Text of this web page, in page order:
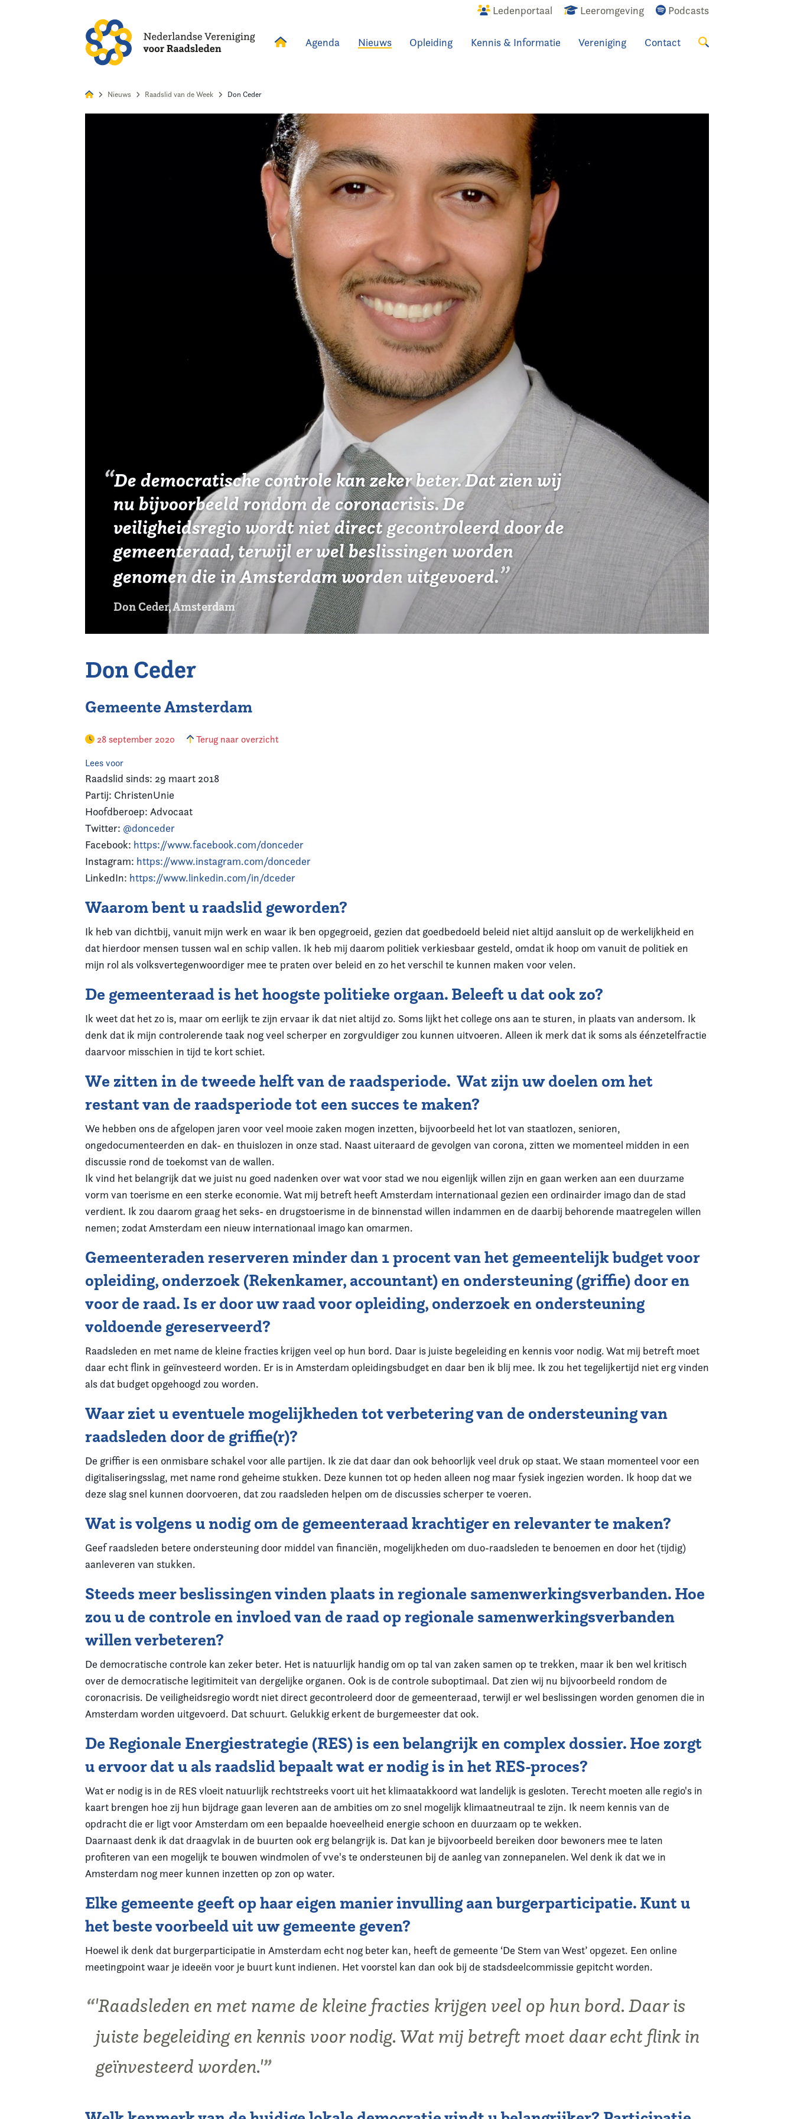
Ledenportaal Leeromgeving Podcasts
Agenda Nieuws Opleiding Kennis & Informatie Vereniging Contact
Nieuws Raadslid van de Week Don Ceder
De democratische controle kan zeker beter. Dat zien wij
nu bijvoorbeeld rondom de coronacrisis. De
veiligheidsregio wordt niet direct gecontroleerd door de
gemeenteraad, terwijl er wel beslissingen worden
genomen die in Amsterdam worden uitgevoerd.
Don Ceder, Amsterdam
Don Ceder
Gemeente Amsterdam
28 september 2020 Terug naar overzicht
Lees voor
Raadslid sinds: 29 maart 2018
Partij: ChristenUnie
Hoofdberoep: Advocaat
Twitter: @donceder
Facebook: https://www.facebook.com/donceder
Instagram: https://www.instagram.com/donceder
LinkedIn: https://www.linkedin.com/in/dceder
Waarom bent u raadslid geworden?
Ik heb van dichtbij, vanuit mijn werk en waar ik ben opgegroeid, gezien dat goedbedoeld beleid niet altijd aansluit op de werkelijkheid en
dat hierdoor mensen tussen wal en schip vallen. Ik heb mij daarom politiek verkiesbaar gesteld, omdat ik hoop om vanuit de politiek en
mijn rol als volksvertegenwoordiger mee te praten over beleid en zo het verschil te kunnen maken voor velen.
De gemeenteraad is het hoogste politieke orgaan. Beleeft u dat ook zo?
Ik weet dat het zo is, maar om eerlijk te zijn ervaar ik dat niet altijd zo. Soms lijkt het college ons aan te sturen, in plaats van andersom. Ik
denk dat ik mijn controlerende taak nog veel scherper en zorgvuldiger zou kunnen uitvoeren. Alleen ik merk dat ik soms als éénzetelfractie
daarvoor misschien in tijd te kort schiet.
We zitten in de tweede helft van de raadsperiode. Wat zijn uw doelen om het
restant van de raadsperiode tot een succes te maken?
We hebben ons de afgelopen jaren voor veel mooie zaken mogen inzetten, bijvoorbeeld het lot van staatlozen, senioren,
ongedocumenteerden en dak- en thuislozen in onze stad. Naast uiteraard de gevolgen van corona, zitten we momenteel midden in een
discussie rond de toekomst van de wallen.
Ik vind het belangrijk dat we juist nu goed nadenken over wat voor stad we nou eigenlijk willen zijn en gaan werken aan een duurzame
vorm van toerisme en een sterke economie. Wat mij betreft heeft Amsterdam internationaal gezien een ordinairder imago dan de stad
verdient. Ik zou daarom graag het seks- en drugstoerisme in de binnenstad willen indammen en de daarbij behorende maatregelen willen
nemen; zodat Amsterdam een nieuw internationaal imago kan omarmen.
Gemeenteraden reserveren minder dan 1 procent van het gemeentelijk budget voor
opleiding, onderzoek (Rekenkamer, accountant) en ondersteuning (griffie) door en
voor de raad. Is er door uw raad voor opleiding, onderzoek en ondersteuning
voldoende gereserveerd?
Raadsleden en met name de kleine fracties krijgen veel op hun bord. Daar is juiste begeleiding en kennis voor nodig. Wat mij betreft moet
daar echt flink in geïnvesteerd worden. Er is in Amsterdam opleidingsbudget en daar ben ik blij mee. Ik zou het tegelijkertijd niet erg vinden
als dat budget opgehoogd zou worden.
Waar ziet u eventuele mogelijkheden tot verbetering van de ondersteuning van
raadsleden door de griffie(r)?
De griffier is een onmisbare schakel voor alle partijen. Ik zie dat daar dan ook behoorlijk veel druk op staat. We staan momenteel voor een
digitaliseringsslag, met name rond geheime stukken. Deze kunnen tot op heden alleen nog maar fysiek ingezien worden. Ik hoop dat we
deze slag snel kunnen doorvoeren, dat zou raadsleden helpen om de discussies scherper te voeren.
Wat is volgens u nodig om de gemeenteraad krachtiger en relevanter te maken?
Geef raadsleden betere ondersteuning door middel van financiën, mogelijkheden om duo-raadsleden te benoemen en door het (tijdig)
aanleveren van stukken.
Steeds meer beslissingen vinden plaats in regionale samenwerkingsverbanden. Hoe
zou u de controle en invloed van de raad op regionale samenwerkingsverbanden
willen verbeteren?
De democratische controle kan zeker beter. Het is natuurlijk handig om op tal van zaken samen op te trekken, maar ik ben wel kritisch
over de democratische legitimiteit van dergelijke organen. Ook is de controle suboptimaal. Dat zien wij nu bijvoorbeeld rondom de
coronacrisis. De veiligheidsregio wordt niet direct gecontroleerd door de gemeenteraad, terwijl er wel beslissingen worden genomen die in
Amsterdam worden uitgevoerd. Dat schuurt. Gelukkig erkent de burgemeester dat ook.
De Regionale Energiestrategie (RES) is een belangrijk en complex dossier. Hoe zorgt
u ervoor dat u als raadslid bepaalt wat er nodig is in het RES-proces?
Wat er nodig is in de RES vloeit natuurlijk rechtstreeks voort uit het klimaatakkoord wat landelijk is gesloten. Terecht moeten alle regio's in
kaart brengen hoe zij hun bijdrage gaan leveren aan de ambities om zo snel mogelijk klimaatneutraal te zijn. Ik neem kennis van de
opdracht die er ligt voor Amsterdam om een bepaalde hoeveelheid energie schoon en duurzaam op te wekken.
Daarnaast denk ik dat draagvlak in de buurten ook erg belangrijk is. Dat kan je bijvoorbeeld bereiken door bewoners mee te laten
profiteren van een mogelijk te bouwen windmolen of vve's te ondersteunen bij de aanleg van zonnepanelen. Wel denk ik dat we in
Amsterdam nog meer kunnen inzetten op zon op water.
Elke gemeente geeft op haar eigen manier invulling aan burgerparticipatie. Kunt u
het beste voorbeeld uit uw gemeente geven?
Hoewel ik denk dat burgerparticipatie in Amsterdam echt nog beter kan, heeft de gemeente ‘De Stem van West’ opgezet. Een online
meetingpoint waar je ideeën voor je buurt kunt indienen. Het voorstel kan dan ook bij de stadsdeelcommissie gepitcht worden.
'Raadsleden en met name de kleine fracties krijgen veel op hun bord. Daar is
juiste begeleiding en kennis voor nodig. Wat mij betreft moet daar echt flink in
geïnvesteerd worden.'